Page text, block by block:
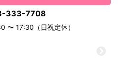
333-7708
〜 17:30（日祝定休）